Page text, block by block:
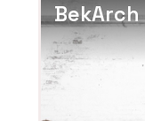
BekArch